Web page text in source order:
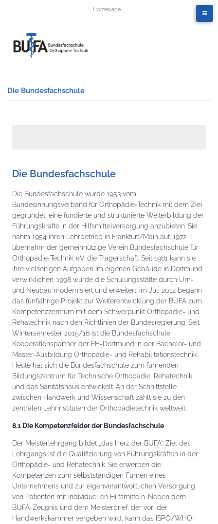
Homepage
Die Bundesfachschule
Die Bundesfachschule
Die Bundesfachschule wurde 1953 vom
Bundesinnungsverband für Orthopädie-Technik mit dem Ziel
gegründet, eine fundierte und strukturierte Weiterbildung der
Führungskräfte in der Hilfsmittelversorgung anzubieten. Sie
nahm 1954 ihren Lehrbetrieb in Frankfurt/Main auf. 1972
übernahm der gemeinnützige Verein Bundesfachschule für
Orthopädie-Technik e.V. die Trägerschaft. Seit 1981 kann sie
ihre vielseitigen Aufgaben im eigenen Gebäude in Dortmund
verwirklichen. 1998 wurde die Schulungsstätte durch Um-
und Neubau modernisiert und erweitert. Im Juli 2012 begann
das fünfjährige Projekt zur Weiterentwicklung der BUFA zum
Kompetenzzentrum mit dem Schwerpunkt Orthopädie- und
Rehatechnik nach den Richtlinien der Bundesregierung. Seit
Wintersemester 2015/16 ist die Bundesfachschule
Kooperationspartner der FH-Dortmund in der Bachelor- und
Master-Ausbildung Orthopädie- und Rehabilitationstechnik.
Heute hat sich die Bundesfachschule zum führenden
Bildungszentrum für Technische Orthopädie, Rehatechnik
und das Sanitätshaus entwickelt. An der Schnittstelle
zwischen Handwerk und Wissenschaft zählt sie zu den
zentralen Lehrinstituten der Orthopädietechnik weltweit.
8.1 Die Kompetenzfelder der Bundesfachschule
Der Meisterlehrgang bildet „das Herz der BUFA“. Ziel des
Lehrgangs ist die Qualifizierung von Führungskräften in der
Orthopädie- und Rehatechnik. Sie erwerben die
Kompetenzen zum selbstständigen Führen eines
Unternehmens und zur eigenverantwortlichen Versorgung
von Patienten mit individuellen Hilfsmitteln. Neben dem
BUFA-Zeugnis und dem Meisterbrief, der von der
Handwerkskammer vergeben wird, kann das ISPO/WHO-